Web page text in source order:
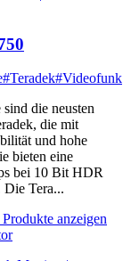
#Teradek#Videofunk
die neusten
die mit
und hohe
bieten eine
bei 10 Bit HDR
Die Tera...
Produkte anzeigen